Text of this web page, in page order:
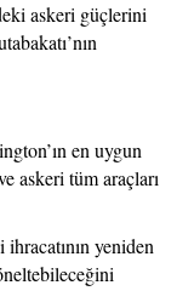
askeri güçlerini
en uygun
askeri tüm araçları
yeniden